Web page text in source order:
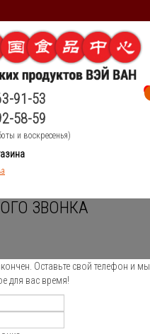
91-53
58-59
и воскресенья)
ЗВОНКА
Оставьте свой телефон и мы
для вас время!